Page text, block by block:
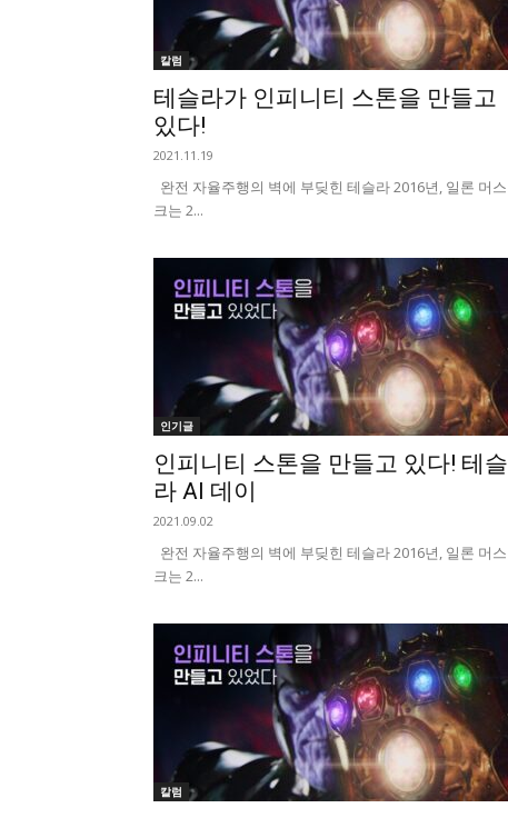
칼럼
테슬라가 인피니티 스톤을 만들고
있다!
2021.11.19
완전 자율주행의 벽에 부딪힌 테슬라 2016년, 일론 머스
크는 2...
인기글
인피니티 스톤을 만들고 있다! 테슬
라 AI 데이
2021.09.02
완전 자율주행의 벽에 부딪힌 테슬라 2016년, 일론 머스
크는 2...
칼럼